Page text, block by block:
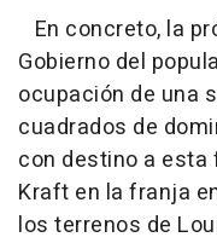
En concreto, la
Gobierno del
ocupación de una
cuadrados de
con destino a
Kraft en la franja
los terrenos de